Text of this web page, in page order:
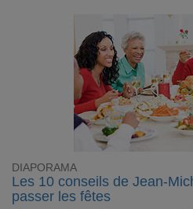
DIAPORAMA
Les 10 conseils de Jean-
passer les fêtes